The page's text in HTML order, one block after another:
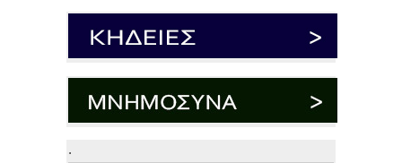
.